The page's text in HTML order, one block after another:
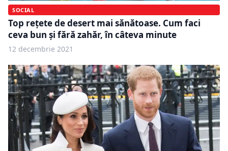
SOCIAL
Top rețete de desert mai sănătoase. Cum faci
ceva bun și fără zahăr, în câteva minute
12 decembrie 2021